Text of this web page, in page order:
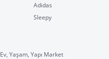
Adidas
Sleepy
Ev, Yaşam, Yapı Market